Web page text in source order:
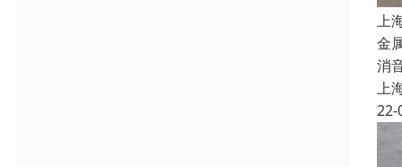
上
金
消
上
22-